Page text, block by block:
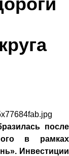
после
в рамках
Инвестиции